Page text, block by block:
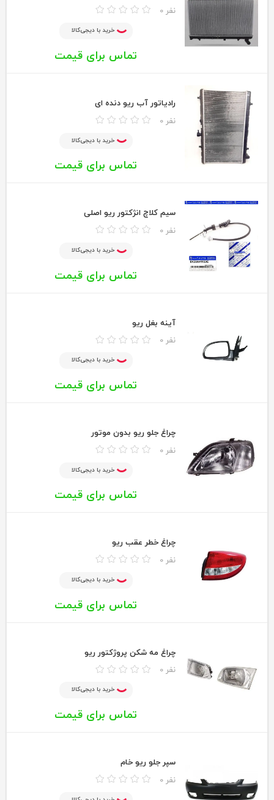
0 نفر
خرید با دیجی‌کالا
تماس برای قیمت
رادیاتور آب ریو دنده ای
0 نفر
خرید با دیجی‌کالا
تماس برای قیمت
سیم کلاچ انژکتور ریو اصلی
0 نفر
خرید با دیجی‌کالا
تماس برای قیمت
آینه بغل ریو
0 نفر
خرید با دیجی‌کالا
تماس برای قیمت
چراغ جلو ریو بدون موتور
0 نفر
خرید با دیجی‌کالا
تماس برای قیمت
چراغ خطر عقب ریو
0 نفر
خرید با دیجی‌کالا
تماس برای قیمت
چراغ مه شکن پروژکتور ریو
0 نفر
خرید با دیجی‌کالا
تماس برای قیمت
سپر جلو ریو خام
0 نفر